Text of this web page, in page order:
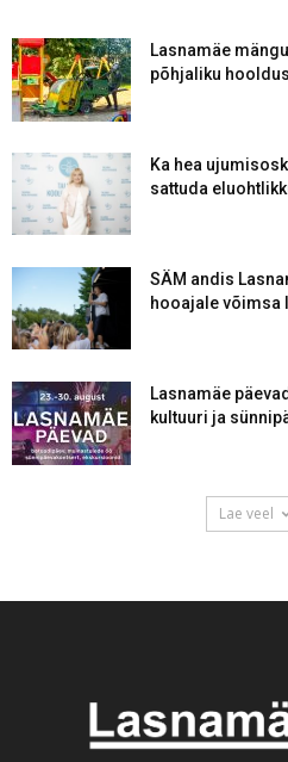
Lasnamäe
põhjaliku
Ka hea
sattuda
SÄM andis
hooajale võimsa
Lasnamäe
kultuuri ja
Lae veel